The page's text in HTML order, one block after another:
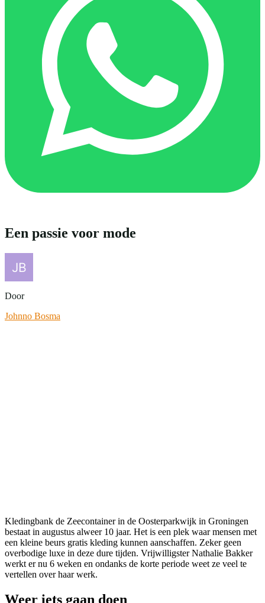
Een passie voor mode
Door
Johnno Bosma
Kledingbank de Zeecontainer in de Oosterparkwijk in Groningen
bestaat in augustus alweer 10 jaar. Het is een plek waar mensen met
een kleine beurs gratis kleding kunnen aanschaffen. Zeker geen
overbodige luxe in deze dure tijden. Vrijwilligster Nathalie Bakker
werkt er nu 6 weken en ondanks de korte periode weet ze veel te
vertellen over haar werk.
Weer iets gaan doen